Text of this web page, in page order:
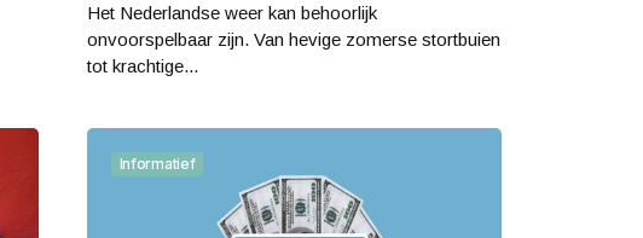
Het Nederlandse weer kan behoorlijk
onvoorspelbaar zijn. Van hevige zomerse stortbuien
tot krachtige...
Informatief